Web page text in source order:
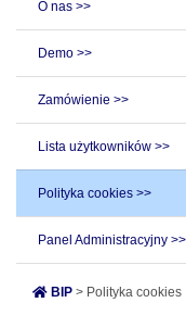
O nas >>
Demo >>
Zamówienie >>
Lista użytkowników >>
Polityka cookies >>
Panel Administracyjny >>
BIP > Polityka cookies